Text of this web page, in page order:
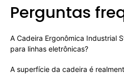
Perguntas
A Cadeira Ergonômica Industrial
para linhas eletrônicas?
A superfície da cadeira é